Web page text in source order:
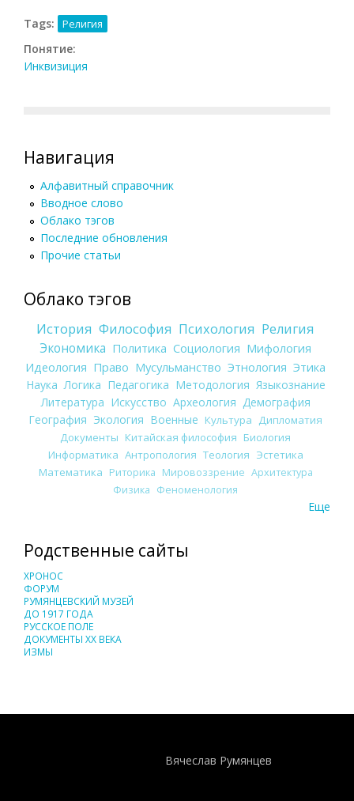
Tags: Религия
Понятие:
Инквизиция
Навигация
Алфавитный справочник
Вводное слово
Облако тэгов
Последние обновления
Прочие статьи
Облако тэгов
История Философия Психология Религия
Экономика Политика Социология Мифология
Идеология Право Мусульманство Этнология Этика
Наука Логика Педагогика Методология Языкознание
Литература Искусство Археология Демография
География Экология Военные Культура
Дипломатия
Документы Китайская философия Биология
Информатика Антропология Теология Эстетика
Математика Риторика Мировоззрение Архитектура
Физика Феноменология
Еще
Родственные сайты
ХРОНОС
ФОРУМ
РУМЯНЦЕВСКИЙ МУЗЕЙ
ДО 1917 ГОДА
РУССКОЕ ПОЛЕ
ДОКУМЕНТЫ XX ВЕКА
ИЗМЫ
Вячеслав Румянцев